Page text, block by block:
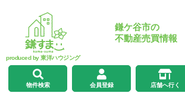
produced by 東洋ハウジング
鎌ケ谷市の
不動産売買情報
物件検索 会員登録 店舗へ行く